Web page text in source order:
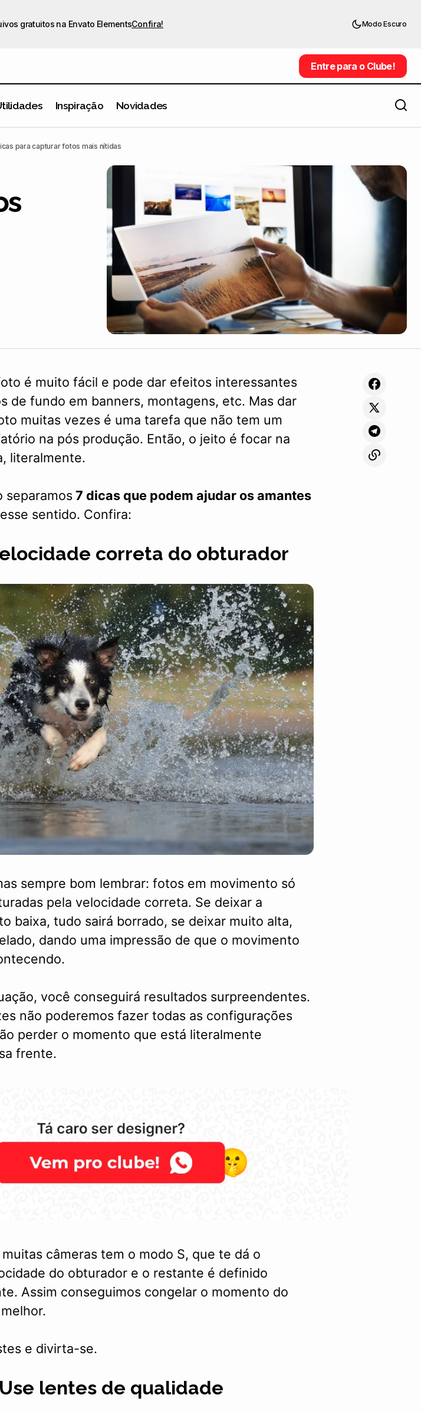
gratuitos na Envato ElementsConfira! Modo Escuro
Entre para o Clube!
Entre para o Clube!
Inspiração Novidades
7 dicas para capturar fotos mais nítidas
para capturar fotos mais nítidas
é muito fácil e pode dar efeitos interessantes
de fundo em banners, montagens, etc. Mas dar
muitas vezes é uma tarefa que não tem um
na pós produção. Então, o jeito é focar na
literalmente.
separamos7 dicas que podem ajudar os amantes
sentido. Confira:
correta do obturador
sempre bom lembrar: fotos em movimento só
pela velocidade correta. Se deixar a
baixa, tudo sairá borrado, se deixar muito alta,
dando uma impressão de que o movimento
você conseguirá resultados surpreendentes.
não poderemos fazer todas as configurações
perder o momento que está literalmente
frente.
câmeras tem o modo S, que te dá o
do obturador e o restante é definido
Assim conseguimos congelar o momento do
e divirta-se.
Use lentes de qualidade